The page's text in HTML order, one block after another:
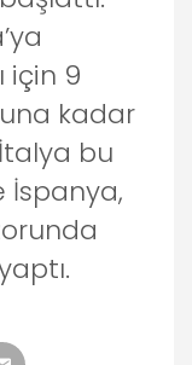
için 9
kadar
bu
İspanya,